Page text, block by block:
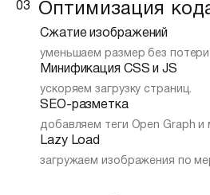
03 Оптимизация
Сжатие изображений
уменьшаем размер без потери
Минификация CSS и JS
ускоряем загрузку страниц.
SEO-разметка
добавляем теги Open Graph и
Lazy Load
загружаем изображения по